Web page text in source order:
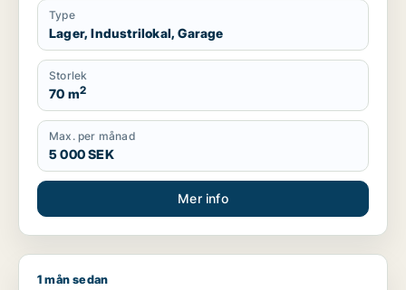
Type
Lager, Industrilokal, Garage
Storlek
70 m2
Max. per månad
5 000 SEK
Mer info
. söker kontor, lager, industrilokal, butik, klinik,
1 mån sedan